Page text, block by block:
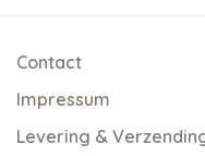
Contact
Impressum
Levering &